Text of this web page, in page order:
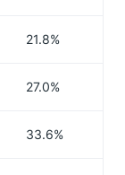
21.8%
27.0%
33.6%